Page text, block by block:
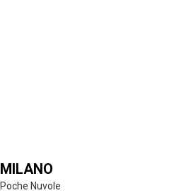
MILANO
Poche Nuvole